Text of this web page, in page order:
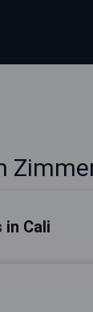
in Cali